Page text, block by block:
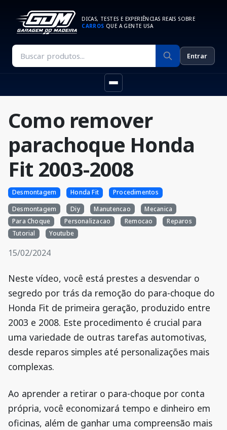
DICAS, TESTES E EXPERIÊNCIAS REAIS SOBRE
CARROS QUE A GENTE USA
Entrar
Como remover
parachoque Honda
Fit 2003-2008
Desmontagem Honda Fit
Procedimentos
Desmontagem
Diy Manutencao
Mecanica
Para Choque
Personalizacao Remocao
Reparos
Tutorial
Youtube
15/02/2024
Neste vídeo, você está prestes a desvendar o
segredo por trás da remoção do para-choque do
Honda Fit de primeira geração, produzido entre
2003 e 2008. Este procedimento é crucial para
uma variedade de outras tarefas automotivas,
desde reparos simples até personalizações mais
complexas.
Ao aprender a retirar o para-choque por conta
própria, você economizará tempo e dinheiro em
oficinas, além de ganhar uma compreensão mais